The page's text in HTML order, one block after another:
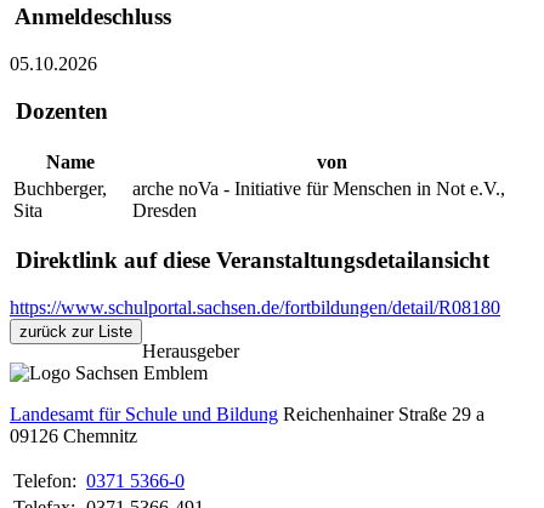
Anmeldeschluss
05.10.2026
Dozenten
Name
von
Buchberger,
Sita
arche noVa - Initiative für Menschen in Not e.V.,
Dresden
Direktlink auf diese Veranstaltungsdetailansicht
https://www.schulportal.sachsen.de/fortbildungen/detail/R08180
zurück zur Liste
Herausgeber
Landesamt für Schule und Bildung Reichenhainer Straße 29 a
09126 Chemnitz
Telefon: 0371 5366-0